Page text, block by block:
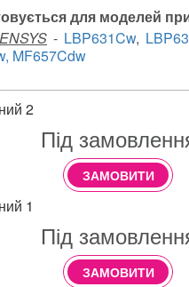
для моделей
- LBP631Cw,
MF657Cdw
2
Під
ЗАМОВИТИ
1
Під
ЗАМОВИТИ